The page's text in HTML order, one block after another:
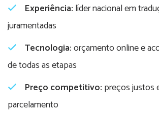
Experiência: líder nacional em
juramentadas
Tecnologia:orçamento online e
de todas as etapas
Preço competitivo: preços justos
parcelamento